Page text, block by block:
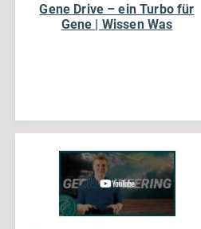
Gene Drive – ein Turbo für
Gene | Wissen Was